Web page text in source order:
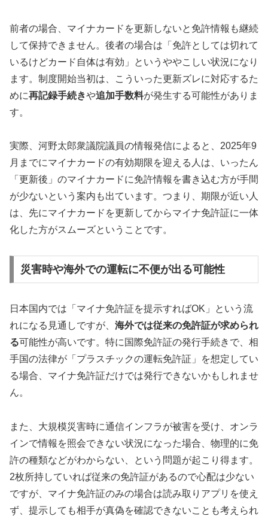
前者の場合、マイナカードを更新しないと免許情報も継続
して保持できません。後者の場合は「免許としては切れて
いるけどカード自体は有効」というややこしい状況になり
ます。制度開始当初は、こういった更新ズレに対応するた
めに再記録手続きや追加手数料が発生する可能性がありま
す。
実際、河野太郎衆議院議員の情報発信によると、2025年9
月までにマイナカードの有効期限を迎える人は、いったん
「更新後」のマイナカードに免許情報を書き込む方が手間
が少ないという案内も出ています。つまり、期限が近い人
は、先にマイナカードを更新してからマイナ免許証に一体
化した方がスムーズということです。
災害時や海外での運転に不便が出る可能性
日本国内では「マイナ免許証を提示すればOK」という流
れになる見通しですが、 海外では従来の免許証が求められ
る可能性が高いです。特に国際免許証の発行手続きで、相
手国の法律が「プラスチックの運転免許証」を想定してい
る場合、マイナ免許証だけでは発行できないかもしれませ
ん。
また、大規模災害時に通信インフラが被害を受け、オンラ
インで情報を照会できない状況になった場合、物理的に免
許の種類などがわからない、という問題が起こり得ます。
2枚所持していれば従来の免許証があるので心配は少ない
ですが、マイナ免許証のみの場合は読み取りアプリを使え
ず、提示しても相手が真偽を確認できないことも考えられ